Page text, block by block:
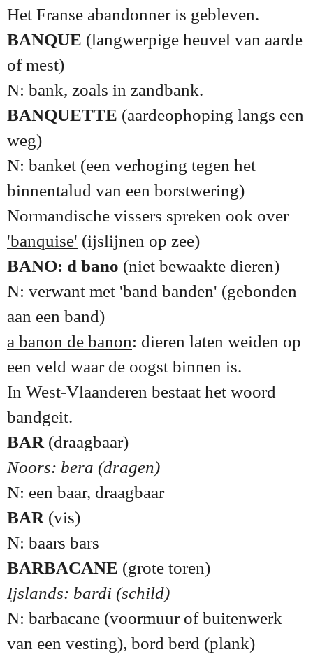
Het Franse abandonner is gebleven.
BANQUE (langwerpige heuvel van aarde
of mest)
N: bank, zoals in zandbank.
BANQUETTE (aardeophoping langs een
weg)
N: banket (een verhoging tegen het
binnentalud van een borstwering)
Normandische vissers spreken ook over
'banquise' (ijslijnen op zee)
BANO: d bano (niet bewaakte dieren)
N: verwant met 'band banden' (gebonden
aan een band)
a banon de banon: dieren laten weiden op
een veld waar de oogst binnen is.
In West-Vlaanderen bestaat het woord
bandgeit.
BAR (draagbaar)
Noors: bera (dragen)
N: een baar, draagbaar
BAR (vis)
N: baars bars
BARBACANE (grote toren)
Ijslands: bardi (schild)
N: barbacane (voormuur of buitenwerk
van een vesting), bord berd (plank)